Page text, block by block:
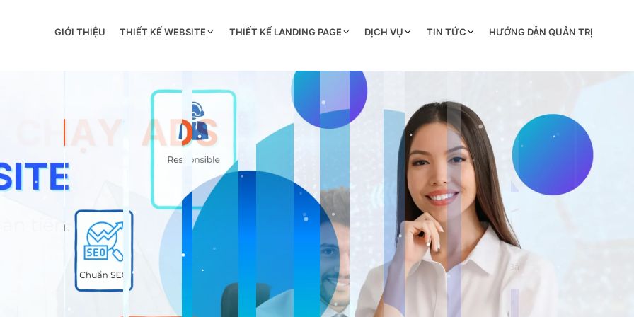
GIỚI THIỆU THIẾT KẾ WEBSITE THIẾT KẾ LANDING PAGE DỊCH VỤ TIN TỨC HƯỚNG DẪN QUẢN TRỊ